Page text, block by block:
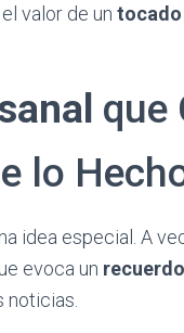
valor de un tocado
que
lo
idea especial. A
evoca un
noticias.